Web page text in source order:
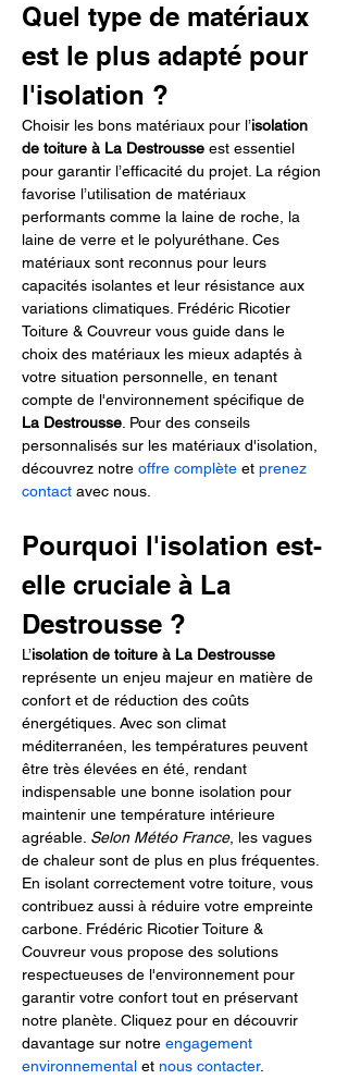
Quel type de matériaux
est le plus adapté pour
l'isolation ?
Choisir les bons matériaux pour l’isolation
de toiture à La Destrousse est essentiel
pour garantir l’efficacité du projet. La région
favorise l’utilisation de matériaux
performants comme la laine de roche, la
laine de verre et le polyuréthane. Ces
matériaux sont reconnus pour leurs
capacités isolantes et leur résistance aux
variations climatiques. Frédéric Ricotier
Toiture & Couvreur vous guide dans le
choix des matériaux les mieux adaptés à
votre situation personnelle, en tenant
compte de l'environnement spécifique de
La Destrousse . Pour des conseils
personnalisés sur les matériaux d'isolation,
découvrez notre offre complète et prenez
contact avec nous.
Pourquoi l'isolation est-
elle cruciale à La
Destrousse ?
L’isolation de toiture à La Destrousse
représente un enjeu majeur en matière de
confort et de réduction des coûts
énergétiques. Avec son climat
méditerranéen, les températures peuvent
être très élevées en été, rendant
indispensable une bonne isolation pour
maintenir une température intérieure
agréable. Selon Météo France, les vagues
de chaleur sont de plus en plus fréquentes.
En isolant correctement votre toiture, vous
contribuez aussi à réduire votre empreinte
carbone. Frédéric Ricotier Toiture &
Couvreur vous propose des solutions
respectueuses de l'environnement pour
garantir votre confort tout en préservant
notre planète. Cliquez pour en découvrir
davantage sur notre engagement
environnemental et nous contacter.